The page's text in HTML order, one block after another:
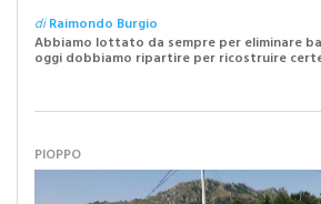
diRaimondo Burgio
Abbiamo lottato da sempre per eliminare
oggi dobbiamo ripartire per ricostruire
PIOPPO